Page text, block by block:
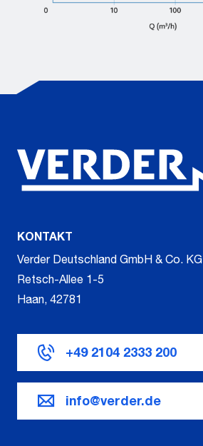
KONTAKT
Verder Deutschland GmbH & Co. KG
Retsch-Allee 1-5
Haan, 42781
+49 2104 2333 200
info@verder.de